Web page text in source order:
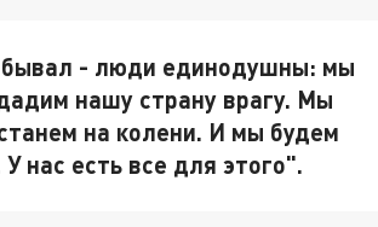
- люди единодушны: мы
нашу страну врагу. Мы
на колени. И мы будем
У нас есть все для этого".